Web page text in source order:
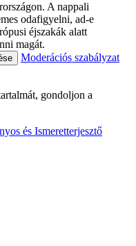
A nappali
odafigyelni, ad-e
éjszakák alatt
magát.
Moderációs szabályzat
gondoljon a
és Ismeretterjesztő